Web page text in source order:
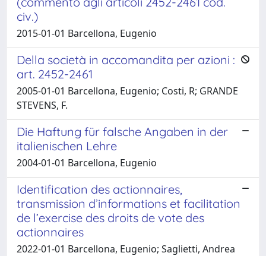
civ.)
2015-01-01 Barcellona, Eugenio
Della società in accomandita per azioni :
art. 2452-2461
2005-01-01 Barcellona, Eugenio; Costi, R; GRANDE
STEVENS, F.
Die Haftung für falsche Angaben in der
italienischen Lehre
2004-01-01 Barcellona, Eugenio
Identification des actionnaires,
transmission d’informations et facilitation
de l’exercise des droits de vote des
actionnaires
2022-01-01 Barcellona, Eugenio; Saglietti, Andrea